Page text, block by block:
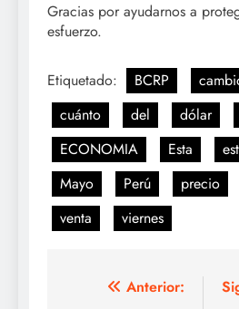
Gracias por ayudarnos a
esfuerzo.
Etiquetado: BCRP
cuánto
del dólar
ECONOMIA
Esta
Mayo
Perú precio
venta
viernes
Navegación
Anterior: